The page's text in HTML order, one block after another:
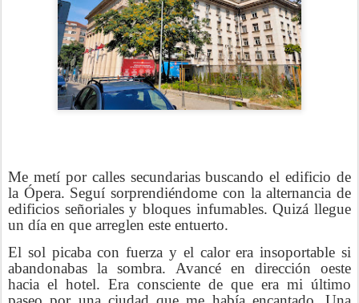
Me metí por calles secundarias buscando el edificio de
la Ópera. Seguí sorprendiéndome con la alternancia de
edificios señoriales y bloques infumables. Quizá llegue
un día en que arreglen este entuerto.
El sol picaba con fuerza y el calor era insoportable si
abandonabas la sombra. Avancé en dirección oeste
hacia el hotel. Era consciente de que era mi último